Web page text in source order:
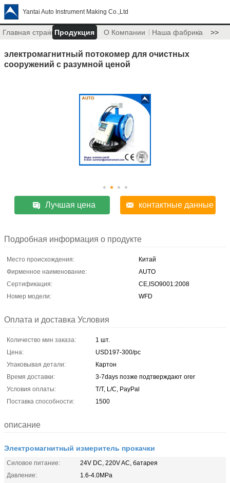
Yantai Auto Instrument Making Co.,Ltd
Главная страницаПродукция О Компании Наша фабрика >>
электромагнитный потокомер для очистных
сооружений с разумной ценой
Лучшая цена контактные данные
Подробная информация о продукте
Место происхождения:
Китай
Фирменное наименование:
AUTO
Сертификация:
CE,ISO9001:2008
Номер модели:
WFD
Оплата и доставка Условия
Количество мин заказа:
1 шт.
Цена:
USD197-300/pc
Упаковывая детали:
Картон
Время доставки:
3-7days позже подтверждают orer
Условия оплаты:
T/T, L/C, PayPal
Поставка способности:
1500
описание
Электромагнитный измеритель прокачки
Силовое питание:
24V DC, 220V AC, батарея
Давление:
1.6-4.0MPa